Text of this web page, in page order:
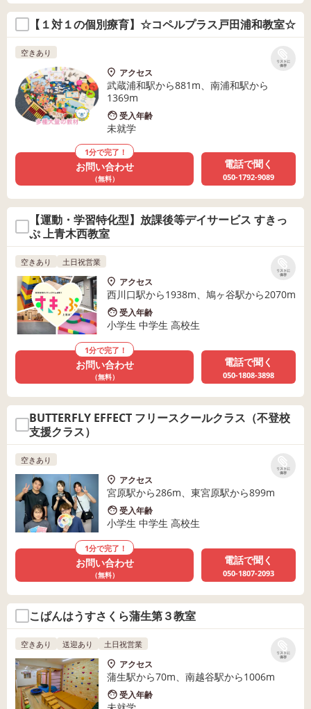
【１対１の個別療育】☆コペルプラス戸田浦和教室☆
リストに
保存
空きあり
アクセス
武蔵浦和駅から881m、南浦和駅から
1369m
受入年齢
未就学
1分で完了！
お問い合わせ
（無料）
電話で聞く
050-1792-9089
【運動・学習特化型】放課後等デイサービス すきっ
ぷ 上青木西教室
リストに
保存
空きあり 土日祝営業
アクセス
西川口駅から1938m、鳩ヶ谷駅から2070m
受入年齢
小学生 中学生 高校生
1分で完了！
お問い合わせ
（無料）
電話で聞く
050-1808-3898
BUTTERFLY EFFECT フリースクールクラス（不登校
支援クラス）
リストに
保存
空きあり
アクセス
宮原駅から286m、東宮原駅から899m
受入年齢
小学生 中学生 高校生
1分で完了！
お問い合わせ
（無料）
電話で聞く
050-1807-2093
こぱんはうすさくら蒲生第３教室
リストに
保存
空きあり 送迎あり 土日祝営業
アクセス
蒲生駅から70m、南越谷駅から1006m
受入年齢